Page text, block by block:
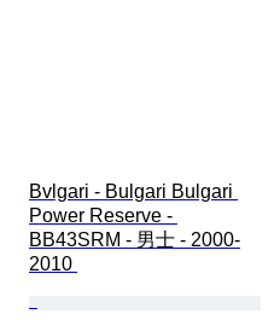
Bvlgari - Bulgari Bulgari
Power Reserve -
BB43SRM - 男士 - 2000-
2010